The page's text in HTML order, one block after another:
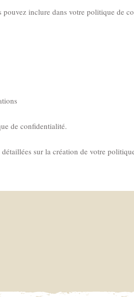
inclure dans votre politique de
de confidentialité.
sur la création de votre